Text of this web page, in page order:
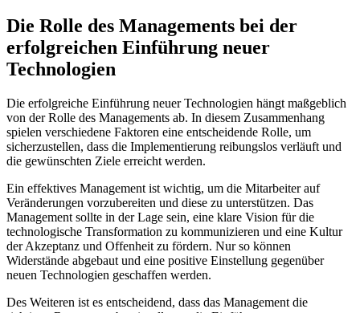
Die Rolle des Managements bei ‍der
‍erfolgreichen Einführung neuer
Technologien
Die erfolgreiche Einführung‍ neuer Technologien hängt maßgeblich
von der Rolle des Managements ⁣ab. In diesem Zusammenhang
spielen verschiedene Faktoren eine entscheidende Rolle, um‍
sicherzustellen, dass die Implementierung reibungslos verläuft⁤ und
die gewünschten Ziele ⁤erreicht werden.
Ein effektives Management ist wichtig, um‌ die Mitarbeiter auf
Veränderungen vorzubereiten und diese zu unterstützen. Das⁢
Management sollte in der ⁢Lage sein, eine klare ‍Vision für ​die
technologische Transformation zu kommunizieren und eine Kultur
der Akzeptanz ‌und Offenheit zu fördern. Nur so ‍können
⁤Widerstände abgebaut und eine⁤ positive Einstellung gegenüber⁢
neuen Technologien geschaffen werden.
Des Weiteren ist es ⁣entscheidend, dass das Management die